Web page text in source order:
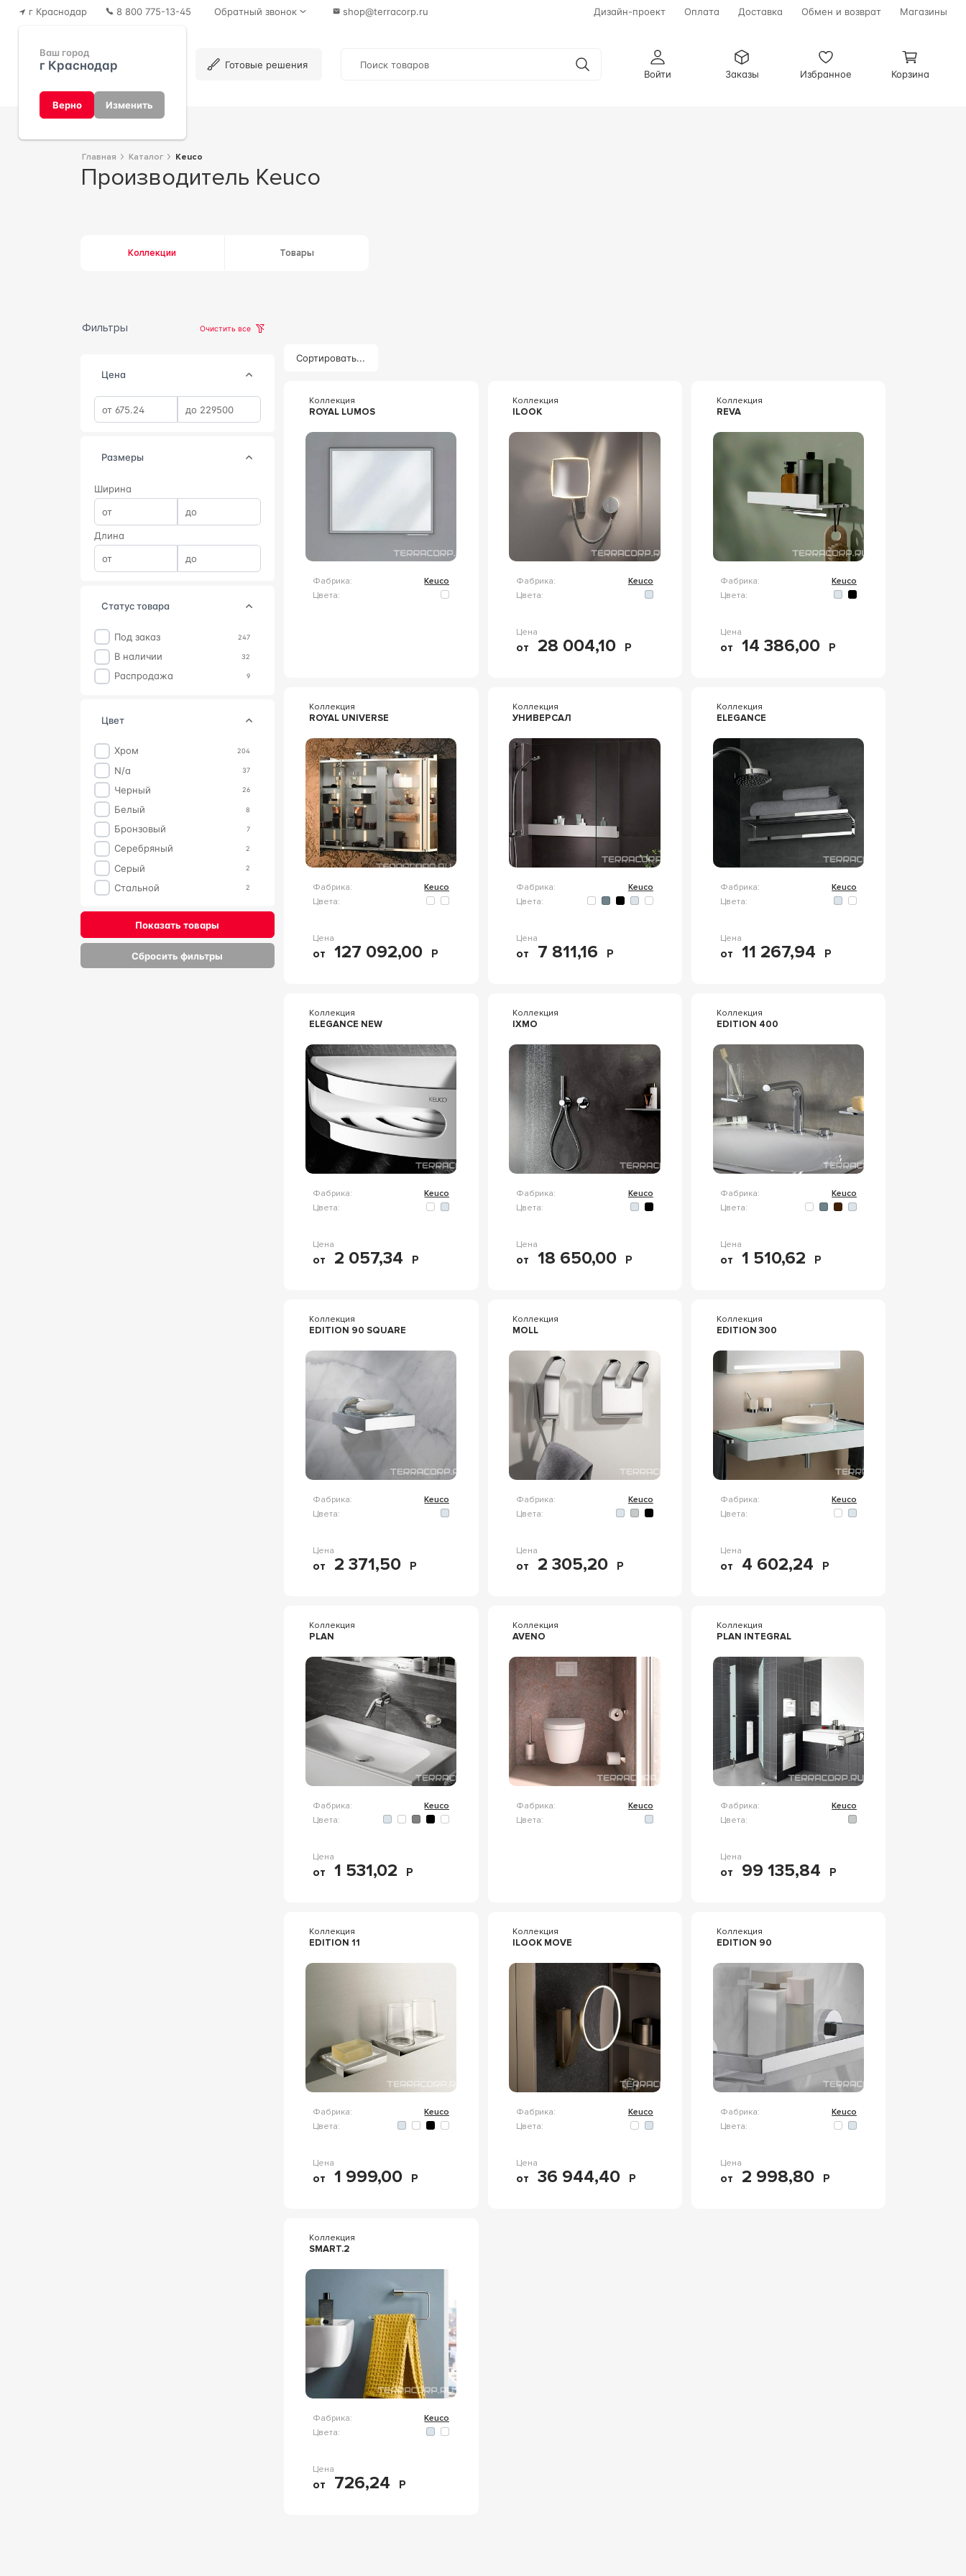
г Краснодар
Ваш город
г Краснодар
Верно Изменить
8 800 775-13-45 Обратный звонок shop@terracorp.ru Дизайн-проект Оплата Доставка Обмен и возврат Магазины
Готовые решения
Войти
Заказы Избранное Корзина
Главная Каталог Keuco
Производитель Keuco
Коллекции Товары
Фильтры Очистить все
Цена
Размеры
Ширина
Длина
статус товара
Под заказ 247
В наличии 32
Распродажа 9
цвет
Хром 204
n/a 37
Черный 26
Белый 8
Бронзовый 7
Серебряный 2
Серый 2
Стальной 2
Показать товары
Сбросить фильтры
Сортировать...
Коллекция
ROYAL LUMOS
Фабрика:
Keuco
Цвета:
Коллекция
ILOOK
Фабрика:
Keuco
Цвета:
Цена
от 28 004,10 Р
Коллекция
REVA
Фабрика:
Keuco
Цвета:
Цена
от 14 386,00 Р
Коллекция
ROYAL UNIVERSE
Фабрика:
Keuco
Цвета:
Цена
от 127 092,00 Р
Коллекция
УНИВЕРСАЛ
Фабрика:
Keuco
Цвета:
Цена
от 7 811,16 Р
Коллекция
ELEGANCE
Фабрика:
Keuco
Цвета:
Цена
от 11 267,94 Р
Коллекция
ELEGANCE NEW
Фабрика:
Keuco
Цвета:
Цена
от 2 057,34 Р
Коллекция
IXMO
Фабрика:
Keuco
Цвета:
Цена
от 18 650,00 Р
Коллекция
EDITION 400
Фабрика:
Keuco
Цвета:
Цена
от 1 510,62 Р
Коллекция
EDITION 90 SQUARE
Фабрика:
Keuco
Цвета:
Цена
от 2 371,50 Р
Коллекция
MOLL
Фабрика:
Keuco
Цвета:
Цена
от 2 305,20 Р
Коллекция
EDITION 300
Фабрика:
Keuco
Цвета:
Цена
от 4 602,24 Р
Коллекция
PLAN
Фабрика:
Keuco
Цвета:
Цена
от 1 531,02 Р
Коллекция
AVENO
Фабрика:
Keuco
Цвета:
Коллекция
PLAN INTEGRAL
Фабрика:
Keuco
Цвета:
Цена
от 99 135,84 Р
Коллекция
EDITION 11
Фабрика:
Keuco
Цвета:
Цена
от 1 999,00 Р
Коллекция
ILOOK MOVE
Фабрика:
Keuco
Цвета:
Цена
от 36 944,40 Р
Коллекция
EDITION 90
Фабрика:
Keuco
Цвета:
Цена
от 2 998,80 Р
Коллекция
SMART.2
Фабрика:
Keuco
Цвета:
Цена
от 726,24 Р